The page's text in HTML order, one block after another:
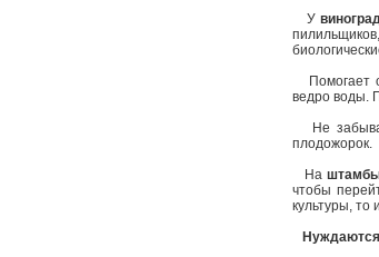
У
Помогает
ведро воды.
Не
плодожорок.
На
чтобы
культуры, то